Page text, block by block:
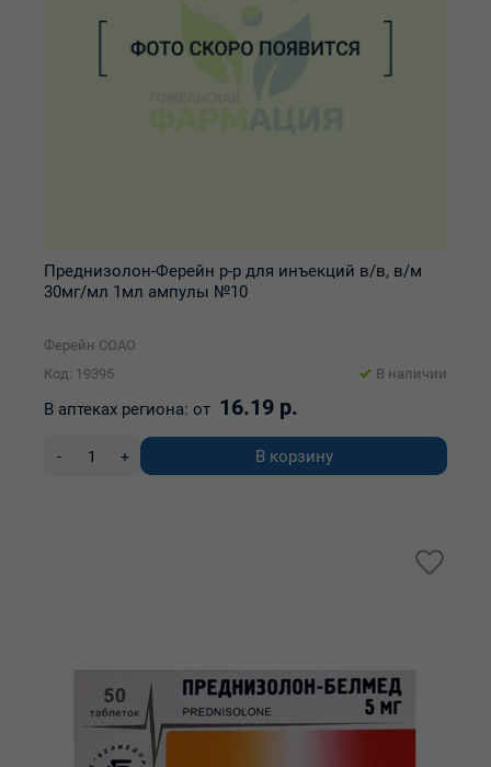
Преднизолон-Ферейн р-р для инъекций в/в, в/м
30мг/мл 1мл ампулы №10
Ферейн СОАО
Код: 19395
В наличии
В аптеках региона: от 16.19 р.
- + В корзину